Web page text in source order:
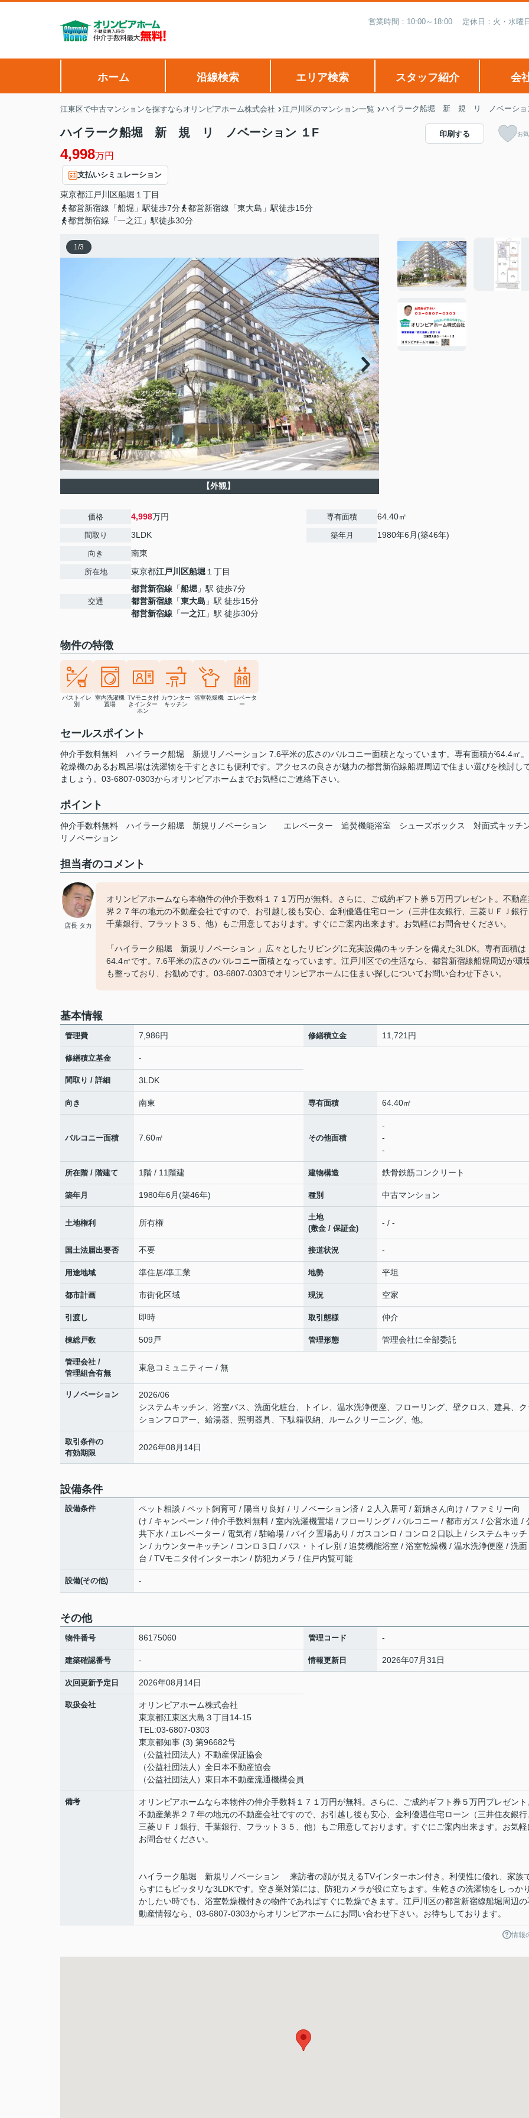
営業時間：10:00～18:00 定休日：火・水曜
ホーム 沿線検索 エリア検索 スタッフ紹介 会
江東区で中古マンションを探すならオリンピアホーム株式会社 江戸川区のマンション一覧 ハイラーク船堀 新 規 リ ノベーショ
ハイラーク船堀 新 規 リ ノベーション １F
4,998万円
支払いシミュレーション
東京都江戸川区船堀 １丁目
都営新宿線「船堀」駅徒歩7分
都営新宿線「東大島」駅徒歩15分
都営新宿線「一之江」駅徒歩30分
印刷する お
1/3
【外観】
価格 4,998万円
間取り 3LDK
向き 南東
所在地 東京都江戸川区船堀 １丁目
交通
都営新宿線 「船堀 」駅 徒歩7分
都営新宿線 「東大島 」駅 徒歩15分
都営新宿線 「一之江 」駅 徒歩30分
専有面積 64.40㎡
築年月 1980年6月(築46年)
物件の特徴
バストイレ
別
室内洗濯機
置場
TVモニタ付
きインター
ホン
カウンター
キッチン
浴室乾燥機
エレベータ
ー
セールスポイント
仲介手数料無料 ハイラーク船堀 新規リノベーション 7.6平米の広さのバルコニー面積となっています。専有面積が64.4㎡
乾燥機のあるお風呂場は洗濯物を干すときにも便利です。アクセスの良さが魅力の都営新宿線船堀周辺で住まい選びを検討し
ましょう。03-6807-0303からオリンピアホームまでお気軽にご連絡下さい。
ポイント
仲介手数料無料 ハイラーク船堀 新規リノベーション エレベーター 追焚機能浴室 シューズボックス
対面式キッチ
リノベーション
担当者のコメント
店長 タカ
オリンピアホームなら本物件の仲介手数料１７１万円が無料。さらに、ご成約ギフト券５万円プレゼント。不動
界２７年の地元の不動産会社ですので、お引越し後も安心、金利優遇住宅ローン（三井住友銀行、三菱ＵＦＪ銀
千葉銀行、フラット３５、他）もご用意しております。すぐにご案内出来ます。お気軽にお問合せください。
「ハイラーク船堀 新規リノベーション 」広々としたリビングに充実設備のキッチンを備えた3LDK。専有面積は
64.4㎡です。7.6平米の広さのバルコニー面積となっています。江戸川区での生活なら、都営新宿線船堀周辺が環
も整っており、お勧めです。03-6807-0303でオリンピアホームに住まい探しについてお問い合わせ下さい。
基本情報
管理費 7,986円 修繕積立金 11,721円
修繕積立基金 -
間取り / 詳細 3LDK
向き 南東 専有面積 64.40㎡
バルコニー面積 7.60㎡ その他面積
-
-
-
所在階 / 階建て 1階 / 11階建 建物構造 鉄骨鉄筋コンクリート
築年月 1980年6月(築46年) 種別 中古マンション
土地権利 所有権
土地
(敷金 / 保証金)
- / -
国土法届出要否 不要 接道状況 -
用途地域 準住居/準工業 地勢 平坦
都市計画 市街化区域 現況 空家
引渡し 即時 取引態様 仲介
棟総戸数 509戸 管理形態 管理会社に全部委託
管理会社 /
管理組合有無
東急コミュニティー / 無
リノベーション
2026/06
システムキッチン、浴室バス、洗面化粧台、トイレ、温水洗浄便座、フローリング、壁クロス、建具、ク
ションフロアー、給湯器、照明器具、下駄箱収納、ルームクリーニング、他。
取引条件の
有効期限
2026年08月14日
設備条件
設備条件
ペット相談 / ペット飼育可 / 陽当り良好 / リノベーション済 / ２人入居可 / 新婚さん向け / ファミリー向
け / キャンペーン / 仲介手数料無料 / 室内洗濯機置場 / フローリング / バルコニー / 都市ガス / 公営水道 /
共下水 / エレベーター / 電気有 / 駐輪場 / バイク置場あり / ガスコンロ / コンロ２口以上 / システムキッチ
ン / カウンターキッチン / コンロ３口 / バス・トイレ別 / 追焚機能浴室 / 浴室乾燥機 / 温水洗浄便座 / 洗面
台 / TVモニタ付インターホン / 防犯カメラ / 住戸内覧可能
設備(その他) -
その他
物件番号 86175060 管理コード -
建築確認番号 - 情報更新日 2026年07月31日
次回更新予定日 2026年08月14日
取扱会社
オリンピアホーム株式会社
東京都江東区大島３丁目14-15
TEL:03-6807-0303
東京都知事 (3) 第96682号
（公益社団法人）不動産保証協会
（公益社団法人）全日本不動産協会
（公益社団法人）東日本不動産流通機構会員
備考
オリンピアホームなら本物件の仲介手数料１７１万円が無料。さらに、ご成約ギフト券５万円プレゼント
不動産業界２７年の地元の不動産会社ですので、お引越し後も安心、金利優遇住宅ローン（三井住友銀行
三菱ＵＦＪ銀行、千葉銀行、フラット３５、他）もご用意しております。すぐにご案内出来ます。お気軽
お問合せください。
ハイラーク船堀 新規リノベーション 来訪者の顔が見えるTVインターホン付き。利便性に優れ、家族
らすにもピッタリな3LDKです。空き巣対策には、防犯カメラが役に立ちます。生乾きの洗濯物をしっか
かしたい時でも、浴室乾燥機付きの物件であればすぐに乾燥できます。江戸川区の都営新宿線船堀周辺の
動産情報なら、03-6807-0303からオリンピアホームにお問い合わせ下さい。お待ちしております。
情報